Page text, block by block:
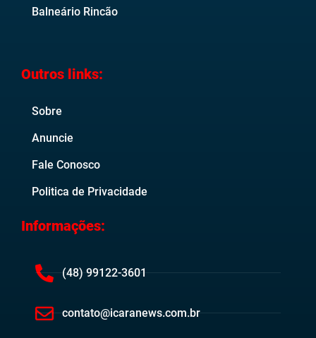
Balneário Rincão
Outros links:
Sobre
Anuncie
Fale Conosco
Politica de Privacidade
Informações:
(48) 99122-3601
contato@icaranews.com.br